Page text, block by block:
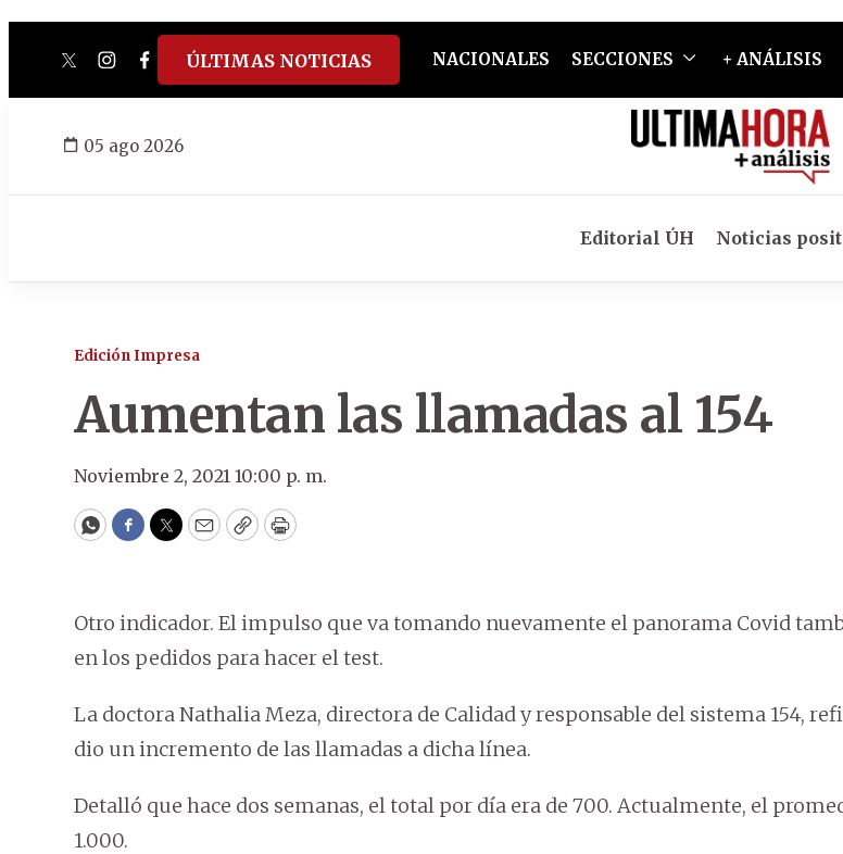
twitterinstagram
facebook
tiktokyoutube
spotify
ÚLTIMAS NOTICIAS NACIONALES SECCIONES + ANÁLISIS
05 ago 2026
Editorial ÚH Noticias
Edición Impresa
Aumentan las llamadas al 154
Noviembre 2, 2021 10:00 p. m.
WhatsApp
Facebook
Twitter
EmailCopyPrint
Otro indicador. El impulso que va tomando nuevamente el panorama Covid
en los pedidos para hacer el test.
La doctora Nathalia Meza, directora de Calidad y responsable del sistema 154,
dio un incremento de las llamadas a dicha línea.
Detalló que hace dos semanas, el total por día era de 700. Actualmente, el
1.000.